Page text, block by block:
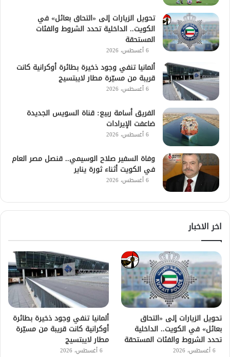
تحويل الزيارات إلى «التحاق بعائل» في
الكويت.. الداخلية تحدد الشروط والفئات
المستحقة
6 أغسطس، 2026
ألمانيا تنفي وجود ذخيرة بطائرة أوكرانية كانت
قريبة من مسيّرة مطار لايبتسيج
6 أغسطس، 2026
الفريق أسامة ربيع: قناة السويس الجديدة
ضاعفت الإيرادات
6 أغسطس، 2026
وفاة السفير صلاح الوسيمي.. قنصل مصر العام
في الكويت أثناء ثورة يناير
6 أغسطس، 2026
اخر الاخبار
تحويل الزيارات إلى «التحاق
بعائل» في الكويت.. الداخلية
تحدد الشروط والفئات المستحقة
6 أغسطس، 2026
ألمانيا تنفي وجود ذخيرة بطائرة
أوكرانية كانت قريبة من مسيّرة
مطار لايبتسيج
6 أغسطس، 2026